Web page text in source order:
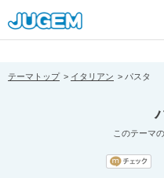
[pear_error:
prefix="" info=""]
テーマトップ イタリアン パスタ
このテーマ